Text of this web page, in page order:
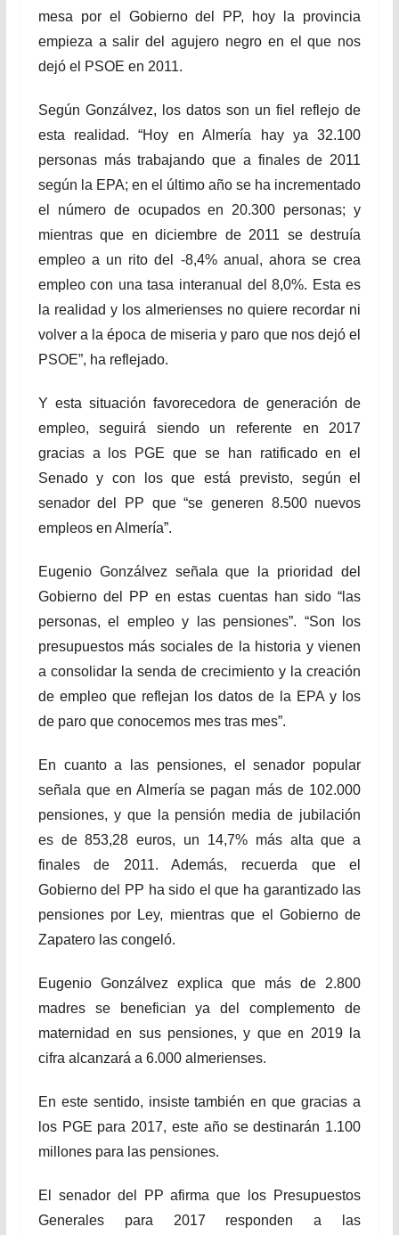
mesa por el Gobierno del PP, hoy la provincia
empieza a salir del agujero negro en el que nos
dejó el PSOE en 2011.
Según Gonzálvez, los datos son un fiel reflejo de
esta realidad. “Hoy en Almería hay ya 32.100
personas más trabajando que a finales de 2011
según la EPA; en el último año se ha incrementado
el número de ocupados en 20.300 personas; y
mientras que en diciembre de 2011 se destruía
empleo a un rito del -8,4% anual, ahora se crea
empleo con una tasa interanual del 8,0%. Esta es
la realidad y los almerienses no quiere recordar ni
volver a la época de miseria y paro que nos dejó el
PSOE”, ha reflejado.
Y esta situación favorecedora de generación de
empleo, seguirá siendo un referente en 2017
gracias a los PGE que se han ratificado en el
Senado y con los que está previsto, según el
senador del PP que “se generen 8.500 nuevos
empleos en Almería”.
Eugenio Gonzálvez señala que la prioridad del
Gobierno del PP en estas cuentas han sido “las
personas, el empleo y las pensiones”. “Son los
presupuestos más sociales de la historia y vienen
a consolidar la senda de crecimiento y la creación
de empleo que reflejan los datos de la EPA y los
de paro que conocemos mes tras mes”.
En cuanto a las pensiones, el senador popular
señala que en Almería se pagan más de 102.000
pensiones, y que la pensión media de jubilación
es de 853,28 euros, un 14,7% más alta que a
finales de 2011. Además, recuerda que el
Gobierno del PP ha sido el que ha garantizado las
pensiones por Ley, mientras que el Gobierno de
Zapatero las congeló.
Eugenio Gonzálvez explica que más de 2.800
madres se benefician ya del complemento de
maternidad en sus pensiones, y que en 2019 la
cifra alcanzará a 6.000 almerienses.
En este sentido, insiste también en que gracias a
los PGE para 2017, este año se destinarán 1.100
millones para las pensiones.
El senador del PP afirma que los Presupuestos
Generales para 2017 responden a las